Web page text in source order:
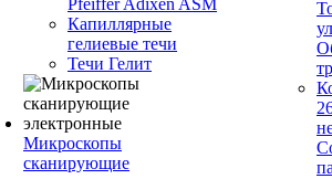
Pfeiffer Adixen ASM
Капиллярные
гелиевые течи
Течи Гелит
Микроскопы
сканирующие